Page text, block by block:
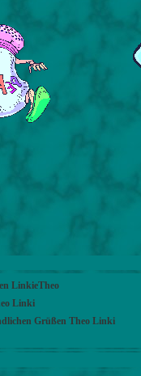
LinkieTheo
Linki
Grüßen Theo Linki